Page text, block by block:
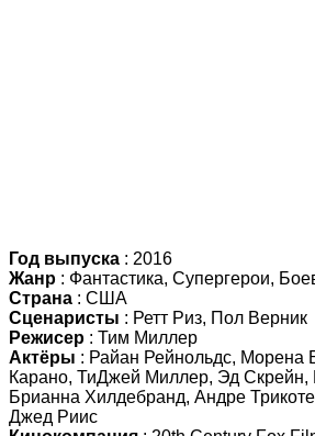
Год выпуска : 2016
Жанр : Фантастика, Супергерои,
Страна : США
Сценаристы : Ретт Риз, Пол Верник
Режисер : Тим Миллер
Актёры : Райан Рейнольдс, Морена
Карано, ТиДжей Миллер, Эд Скрейн,
Брианна Хилдебранд, Андре
Джед Риис